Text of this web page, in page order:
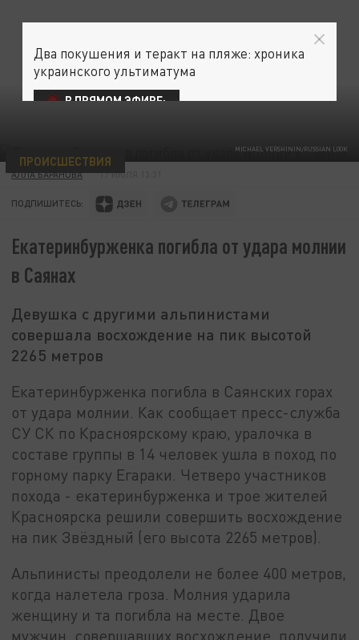
MICHAEL VERSHININ/RUSSIAN LOOK
ПРОИСШЕСТВИЯ
АЛЛА БАРАНОВА 17 ИЮЛЯ 13:31
ПОДПИШИТЕСЬ:
Екатеринбурженка погибла от удара молнии
в Саянах
Девушка с другими альпинистами
совершала восхождение на пик высотой
2265 метров
Екатеринбурженка погибла в Саянских горах
от удара молнии. Как сообщает пресс-служба
СУ СК по Красноярскому краю, уралочка в
составе группы в 14 человек ушла в поход по
горному парку Егараки. Четверо участников
похода - екатеринбурженка и трое жителей
Красноярска решили совершить восхождение
на пик Звёздный (его высота 2265 метров).
Альпинисты преодолели не более 400 метров,
когда налетела гроза. Молния ударила
женщину и та погибла на месте. Двое
мужчин, совершавших восхождение, получили
Два покушения и теракт на пляже: хроника
украинского ультиматума
В ПРЯМОМ ЭФИРЕ: